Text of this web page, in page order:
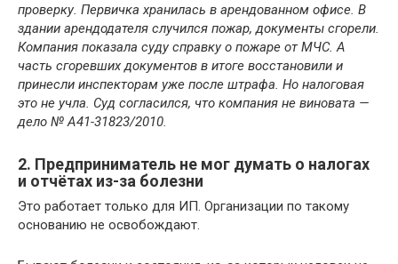
проверку. Первичка хранилась в арендованном офисе. В
здании арендодателя случился пожар, документы сгорели.
Компания показала суду справку о пожаре от МЧС. А
часть сгоревших документов в итоге восстановили и
принесли инспекторам уже после штрафа. Но налоговая
это не учла. Суд согласился, что компания не виновата —
дело № А41-31823/2010.
2. Предприниматель не мог думать о налогах
и отчётах из-за болезни
Это работает только для ИП. Организации по такому
основанию не освобождают.